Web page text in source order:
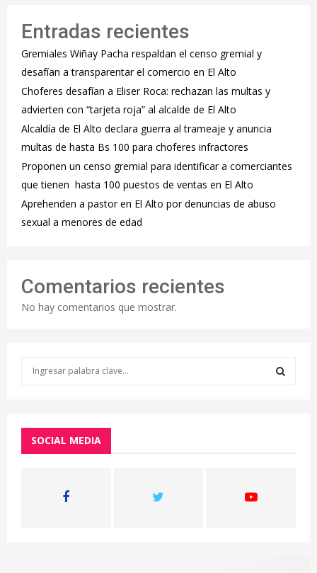
Entradas recientes
Gremiales Wiñay Pacha respaldan el censo gremial y
desafían a transparentar el comercio en El Alto
Choferes desafían a Eliser Roca: rechazan las multas y
advierten con “tarjeta roja” al alcalde de El Alto
‎Alcaldía de El Alto declara guerra al trameaje y anuncia
multas de hasta Bs 100 para choferes infractores
Proponen un censo gremial para identificar a comerciantes
que tienen hasta 100 puestos de ventas en El Alto
Aprehenden a pastor en El Alto por denuncias de abuso
sexual a menores de edad
Comentarios recientes
No hay comentarios que mostrar.
f
SOCIAL MEDIA